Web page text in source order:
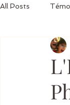
All Posts